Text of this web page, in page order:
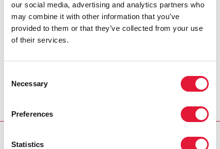
our social media, advertising and analytics partners who
may combine it with other information that you’ve
provided to them or that they’ve collected from your use
of their services.
Selection
Necessary
Preferences
Statistics
sida en Sudáfrica ni en la región.
Estamos en un punto en el que
debemos establecer asociaciones
estratégicas para asegurarnos de que
HELEN REES, DIRECTORA EJECUTIVA DEL WITS
REGION/COUNTRY